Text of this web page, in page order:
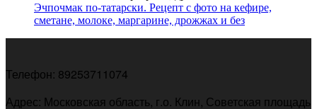
Эчпочмак по-татарски. Рецепт с фото на кефире,
сметане, молоке, маргарине, дрожжах и без
Телефон: 89253711074
Адрес: Московская область, г.о. Клин, Советская площадь